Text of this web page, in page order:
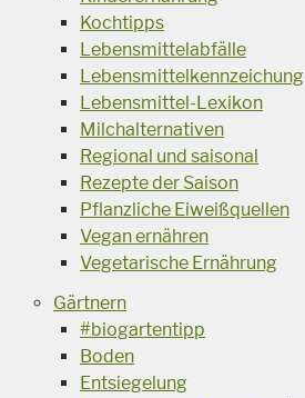
Kochtipps
Lebensmittelabfälle
Lebensmittelkennzeichung
Lebensmittel-Lexikon
Milchalternativen
Regional und saisonal
Rezepte der Saison
Pflanzliche Eiweißquellen
Vegan ernähren
Vegetarische Ernährung
Gärtnern
#biogartentipp
Boden
Entsiegelung